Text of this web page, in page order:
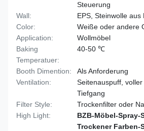
Steuerung
Wall:
EPS, Steinwolle aus
Color:
Weiße oder andere
Application:
Wollmöbel
Baking
Temperatuer:
40-50 ℃
Booth Dimention:
Als Anforderung
Ventilation:
Seitenauspuff,
Tiefgang
Filter Style:
Trockenfilter oder
High Light:
BZB-Möbel-Spray-
Trockener Farben-